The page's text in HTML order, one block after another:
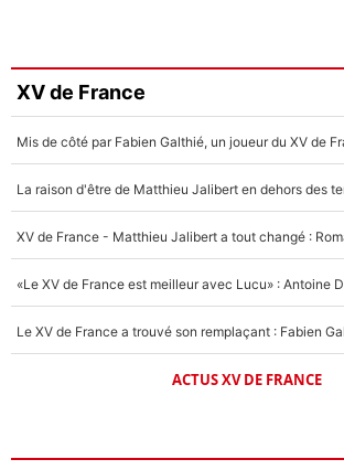
XV de France
ACTUS XV DE FRANCE